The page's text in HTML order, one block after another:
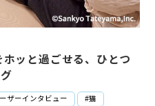
ッと過ごせる、ひとつ
ザーインタビュー
#猫